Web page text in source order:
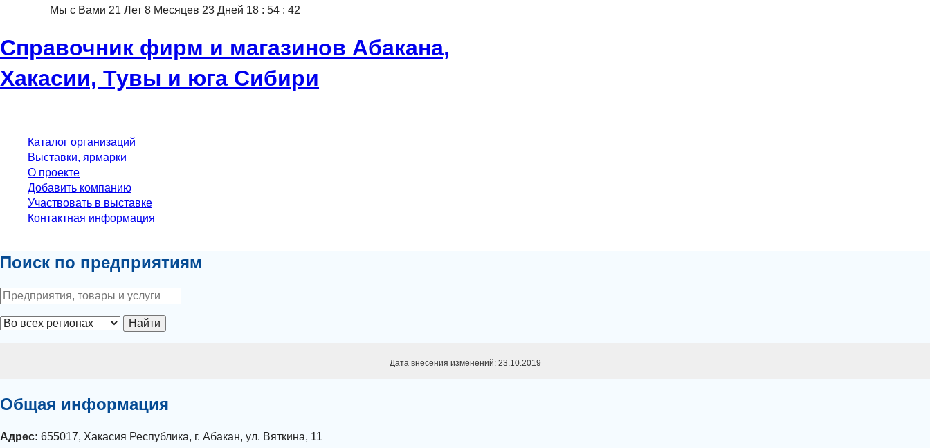
Мы с Вами 21 Лет 8 Месяцев 23 Дней 18 : 54 : 43
Справочник фирм и магазинов Абакана,
Хакасии, Тувы и юга Сибири
Каталог организаций
Выставки, ярмарки
О проекте
Добавить компанию
Участвовать в выставке
Контактная информация
Поиск по предприятиям
Найти
Дата внесения изменений: 23.10.2019
Общая информация
Адрес: 655017, Хакасия Республика, г. Абакан, ул. Вяткина, 11